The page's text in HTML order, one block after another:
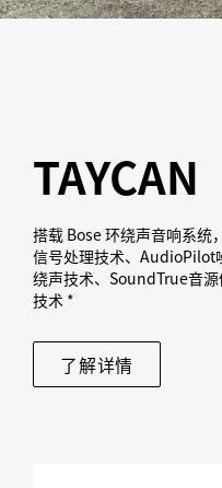
TAYCAN
搭载 Bose 环绕声音响系统
信号处理技术、
绕声技术、SoundTrue音
技术 *
了解详情